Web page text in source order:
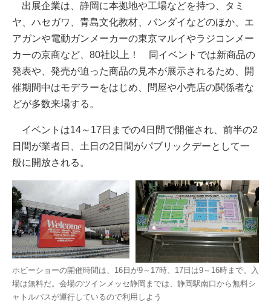
出展企業は、静岡に本拠地や工場などを持つ、タミ
ヤ、ハセガワ、青島文化教材、バンダイなどのほか、エ
アガンや電動ガンメーカーの東京マルイやラジコンメー
カーの京商など、80社以上！ 同イベントでは新商品の
発表や、発売が迫った商品の見本が展示されるため、開
催期間中はモデラーをはじめ、問屋や小売店の関係者な
どが多数来場する。
イベントは14～17日までの4日間で開催され、前半の2
日間が業者日、土日の2日間がパブリックデーとして一
般に開放される。
ホビーショーの開催時間は、16日が9～17時、17日は9～16時まで。入
場は無料だ。会場のツインメッセ静岡までは、静岡駅南口から無料シ
ャトルバスが運行しているので利用しよう